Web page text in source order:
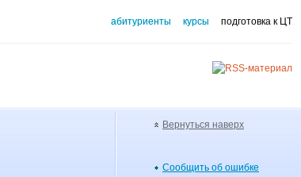
абитуриенты курсы подготовка к ЦТ
Вернуться наверх
Сообщить об ошибке